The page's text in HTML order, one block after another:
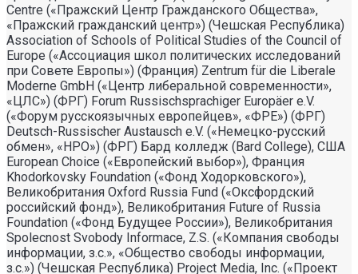
Centre («Пражский Центр Гражданского Общества»,
«Пражский гражданский центр») (Чешская Республика)
Association of Schools of Political Studies of the Council of
Europe («Ассоциация школ политических исследований
при Совете Европы») (Франция) Zentrum für die Liberale
Moderne GmbH («Центр либеральной современности»,
«ЦЛС») (ФРГ) Forum Russischsprachiger Europäer e.V.
(«Форум русскоязычных европейцев», «ФРЕ») (ФРГ)
Deutsch-Russischer Austausch e.V. («Немецко-русский
обмен», «НРО») (ФРГ) Бард колледж (Bard College), США
European Choice («Европейский выбор»), Франция
Khodorkovsky Foundation («Фонд Ходорковского»),
Великобритания Oxford Russia Fund («Оксфордский
российский фонд»), Великобритания Future of Russia
Foundation («Фонд Будущее России»), Великобритания
Spolecnost Svobody Informace, Z.S. («Компания свободы
информации, з.с.», «Общество свободы информации,
з.с.») (Чешская Республика) Project Media, Inc. («Проект